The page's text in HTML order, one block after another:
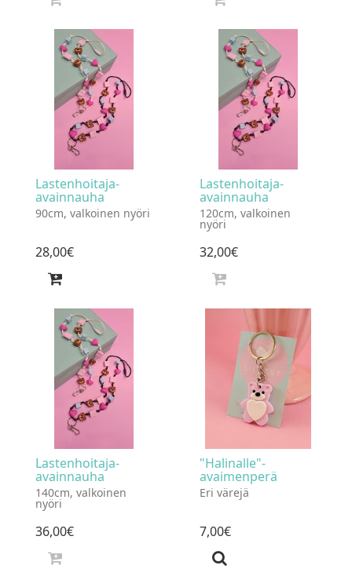
Lastenhoitaja-
avainnauha
90cm, valkoinen nyöri
28,00€
Lastenhoitaja-
avainnauha
120cm, valkoinen
nyöri
32,00€
Lastenhoitaja-
avainnauha
140cm, valkoinen
nyöri
36,00€
"Halinalle"-
avaimenperä
Eri värejä
7,00€